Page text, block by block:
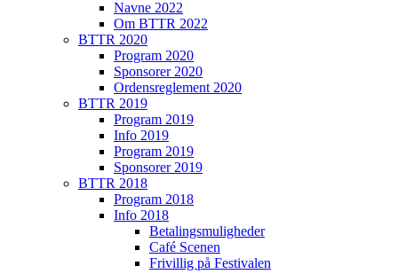
Navne 2022
Om BTTR 2022
BTTR 2020
Program 2020
Sponsorer 2020
Ordensreglement 2020
BTTR 2019
Program 2019
Info 2019
Program 2019
Sponsorer 2019
BTTR 2018
Program 2018
Info 2018
Betalingsmuligheder
Café Scenen
Frivillig på Festivalen